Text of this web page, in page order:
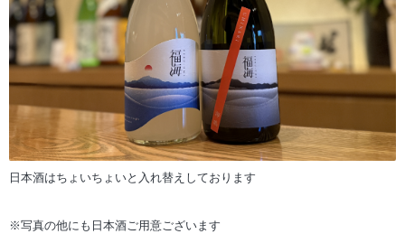
日本酒はちょいちょいと入れ替えしております
※写真の他にも日本酒ご用意ございます